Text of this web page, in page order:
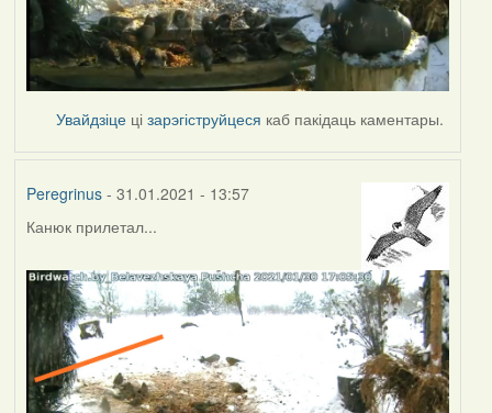
Увайдзіце цізарэгіструйцеся каб пакідаць каментары.
Peregrinus- 31.01.2021 - 13:57
Канюк прилетал...